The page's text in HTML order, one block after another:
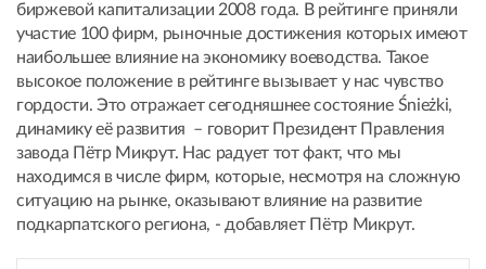
биржевой капитализации 2008 года. В рейтинге приняли
участие 100 фирм, рыночные достижения которых имеют
наибольшее влияние на экономику воеводства. Такое
высокое положение в рейтинге вызывает у нас чувство
гордости. Это отражает сегодняшнее состояние Śnieżki,
динамику её развития – говорит Президент Правления
завода Пётр Микрут. Нас радует тот факт, что мы
находимся в числе фирм, которые, несмотря на сложную
ситуацию на рынке, оказывают влияние на развитие
подкарпатского региона, - добавляет Пётр Микрут.